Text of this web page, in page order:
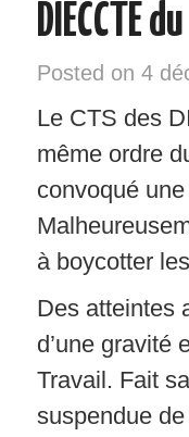
RÉGIONS
NOTRE
SYNDIQUEZ-
DIECCTE
Posted on 4
Le CTS des
même ordre
convoqué
à boycotter
Des atteintes
d’une gravité
Travail. Fait
suspendue